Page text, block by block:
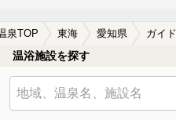
泉TOP 東海 愛知県
温浴施設を探す